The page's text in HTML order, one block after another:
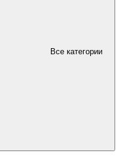
Все категории